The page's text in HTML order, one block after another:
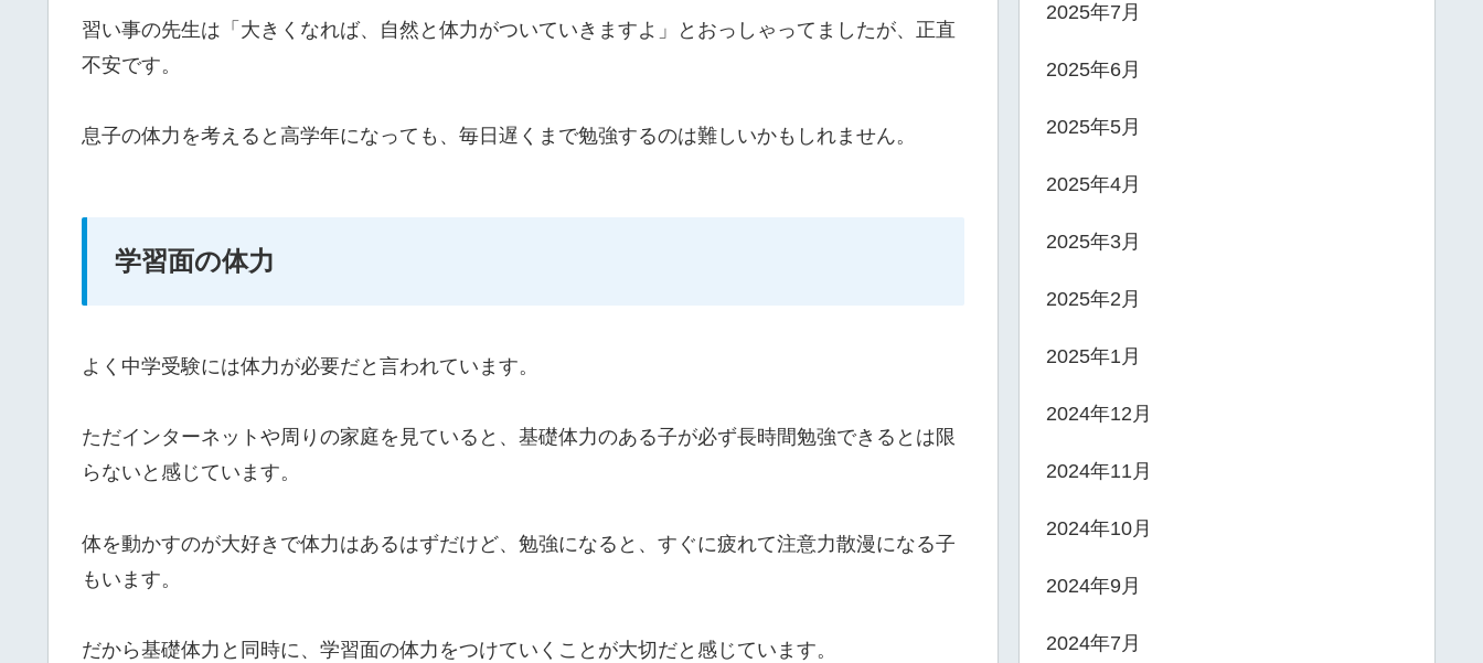
習い事の先生は「大きくなれば、自然と体力がついていきますよ」とおっしゃってましたが、正直
不安です。
息子の体力を考えると高学年になっても、毎日遅くまで勉強するのは難しいかもしれません。
学習面の体力
よく中学受験には体力が必要だと言われています。
ただインターネットや周りの家庭を見ていると、基礎体力のある子が必ず長時間勉強できるとは限
らないと感じています。
体を動かすのが大好きで体力はあるはずだけど、勉強になると、すぐに疲れて注意力散漫になる子
もいます。
だから基礎体力と同時に、学習面の体力をつけていくことが大切だと感じています。
2025年7月
2025年6月
2025年5月
2025年4月
2025年3月
2025年2月
2025年1月
2024年12月
2024年11月
2024年10月
2024年9月
2024年7月